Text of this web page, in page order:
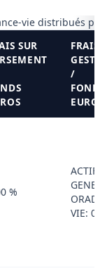
vie distribués
SUR
/
%
ACTIF
VIE: